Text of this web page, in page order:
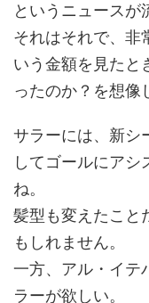
というニュースが
それはそれで、非
いう金額を見たと
ったのか？を想像
サラーには、新シ
してゴールにアシ
ね。
髪型も変えたこと
もしれません。
一方、アル・イテ
ラーが欲しい。